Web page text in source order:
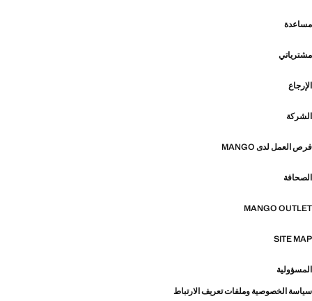
مساعدة
مشترياتي
الإرجاع
الشركة
فرص العمل لدى MANGO
الصحافة
MANGO OUTLET
SITE MAP
المسؤولية
سياسة الخصوصية وملفات تعريف الارتباط